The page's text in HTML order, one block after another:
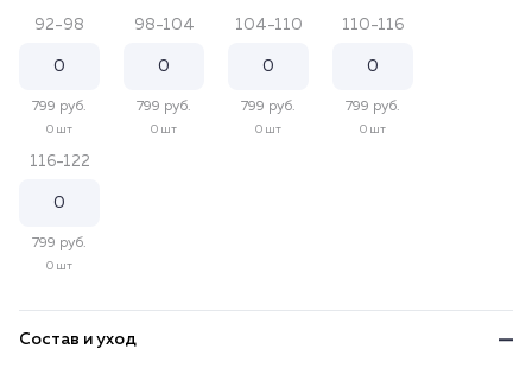
92-98
799 руб.
0 шт
98-104
799 руб.
0 шт
104-110
799 руб.
0 шт
110-116
799 руб.
0 шт
116-122
799 руб.
0 шт
Состав и уход